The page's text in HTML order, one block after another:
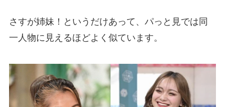
さすが姉妹！というだけあって、パっと見では同
一人物に見えるほどよく似ています。